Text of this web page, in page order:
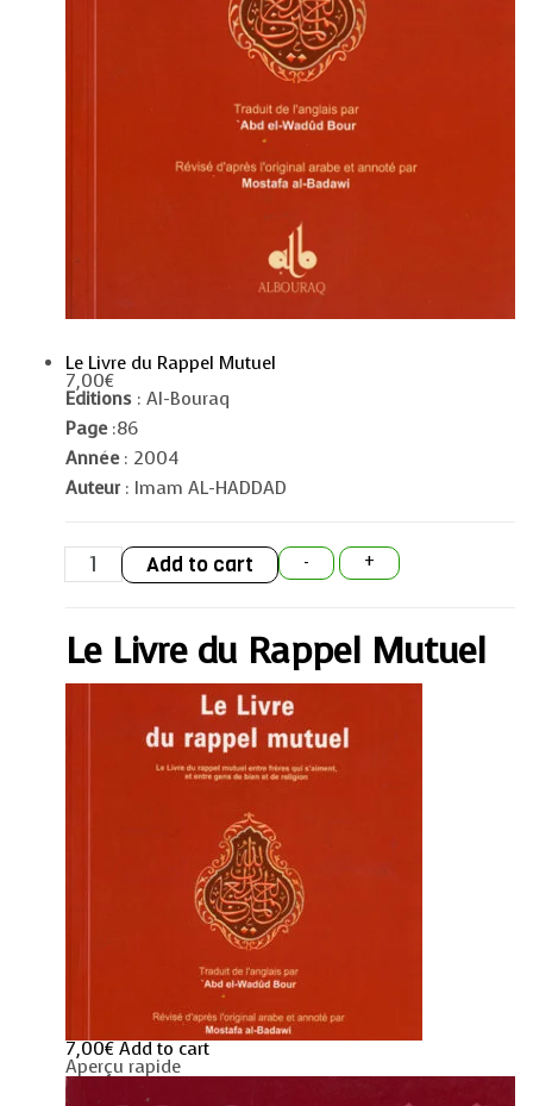
Le Livre du Rappel Mutuel
7,00€
Editions : Al-Bouraq
Page:86
Année : 2004
Auteur : Imam AL-HADDAD
-
Le
Livre
du
quantity
+
Add to cart
Le Livre du Rappel Mutuel
7,00€ Add to cart
Aperçu rapide